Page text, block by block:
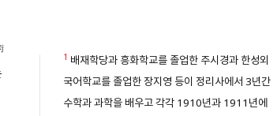
1 배재학당과 흥화학교를 졸업한 주시경과 한성외
국어학교를 졸업한 장지영 등이 정리사에서 3년간
수학과 과학을 배우고 각각 1910년과 1911년에